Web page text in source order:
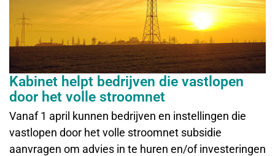
Kabinet helpt bedrijven die vastlopen
door het volle stroomnet
Vanaf 1 april kunnen bedrijven en instellingen die
vastlopen door het volle stroomnet subsidie
aanvragen om advies in te huren en/of investeringen